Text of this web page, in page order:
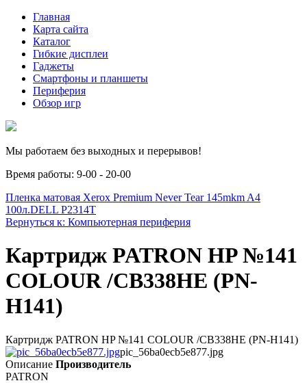
Главная
Карта сайта
Каталог
Гибкие дисплеи
Гаджеты
Смартфоны и планшеты
Периферия
Обзор игр
Мы работаем без выходных и перерывов!
Время работы: 9-00 - 20-00
Пленка матовая Xerox Premium Never Tear 145mkm A4
100л.DELL P2314T
Вернуться к: Компьютерная периферия
Картридж PATRON HP №141
COLOUR /CB338HE (PN-
H141)
Картридж PATRON HP №141 COLOUR /CB338HE (PN-H141)
pic_56ba0ecb5e877.jpg
Описание Производитель
PATRON